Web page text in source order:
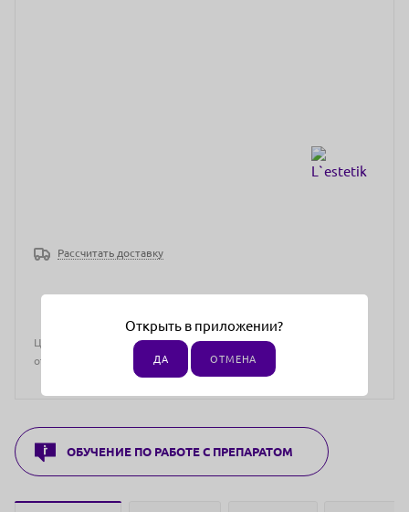
Рассчитать доставку
Цена действительна только для интернет-магазина и может
отличаться от цен в розничных магазинах
ОБУЧЕНИЕ ПО РАБОТЕ С ПРЕПАРАТОМ
Открыть в приложении?
ДА ОТМЕНА